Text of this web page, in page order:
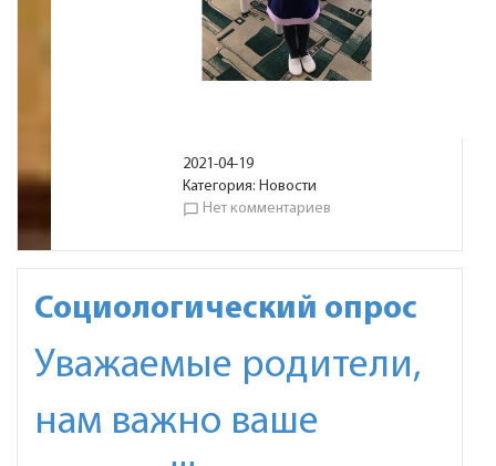
2021-04-19
Категория: Новости
chat_bubble_outline Нет комментариев
Социологический опрос
Уважаемые родители,
нам важно ваше